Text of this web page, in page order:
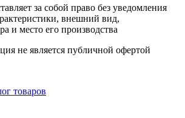
за собой право без уведомления
внешний вид,
и место его производства
не является публичной офертой
товаров